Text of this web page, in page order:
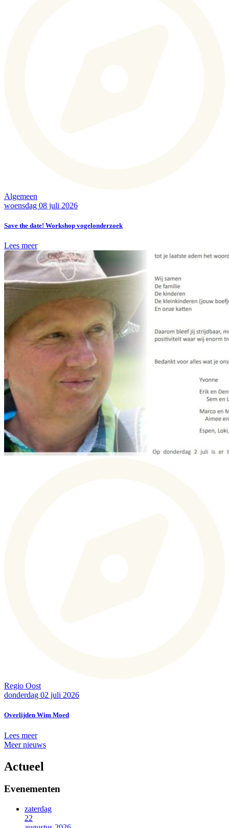
Algemeen
woensdag 08 juli 2026
Save the date! Workshop vogelonderzoek
Lees meer
Regio Oost
donderdag 02 juli 2026
Overlijden Wim Moed
Lees meer
Meer nieuws
Actueel
Evenementen
zaterdag
22